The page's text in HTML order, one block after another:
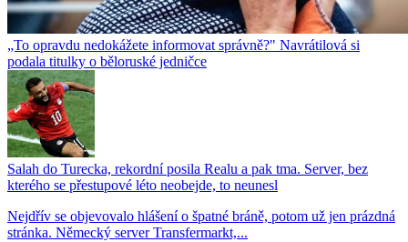
„To opravdu nedokážete informovat správně?" Navrátilová si
podala titulky o běloruské jedničce
Salah do Turecka, rekordní posila Realu a pak tma. Server, bez
kterého se přestupové léto neobejde, to neunesl
Nejdřív se objevovalo hlášení o špatné bráně, potom už jen prázdná
stránka. Německý server Transfermarkt,...